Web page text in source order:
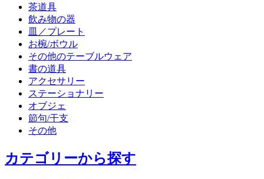
茶道具
飲み物の器
皿／プレート
お椀/ボウル
その他のテーブルウェア
書の道具
アクセサリー
ステーショナリー
オブジェ
節句/干支
その他
カテゴリーから探す